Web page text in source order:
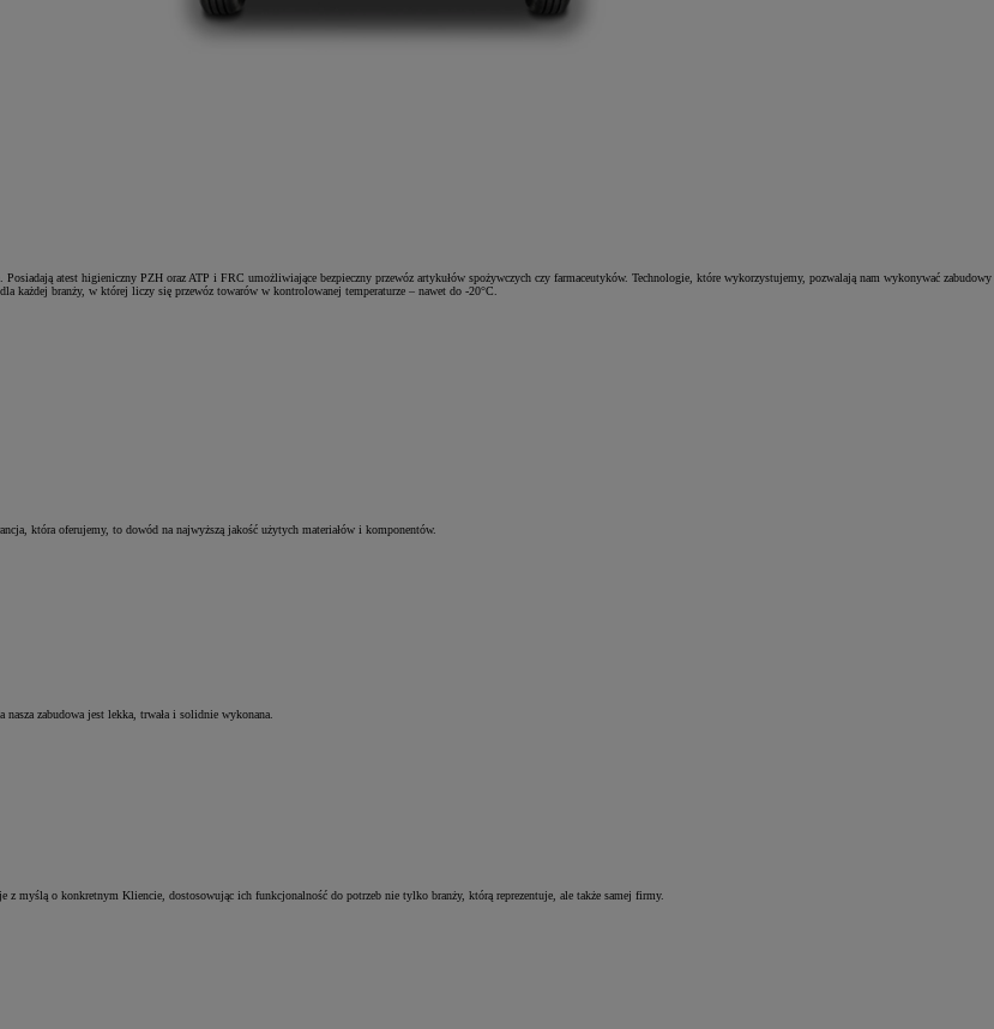
atest higieniczny PZH oraz ATP i FRC umożliwiające bezpieczny przewóz artykułów spożywczych czy farmaceutyków. Technologie, które wykorzystujemy, pozwalają nam wykonywać zabudowy
każdej branży, w której liczy się przewóz towarów w kontrolowanej temperaturze – nawet do -20°C.
która oferujemy, to dowód na najwyższą jakość użytych materiałów i komponentów.
zabudowa jest lekka, trwała i solidnie wykonana.
myślą o konkretnym Kliencie, dostosowując ich funkcjonalność do potrzeb nie tylko branży, którą reprezentuje, ale także samej firmy.